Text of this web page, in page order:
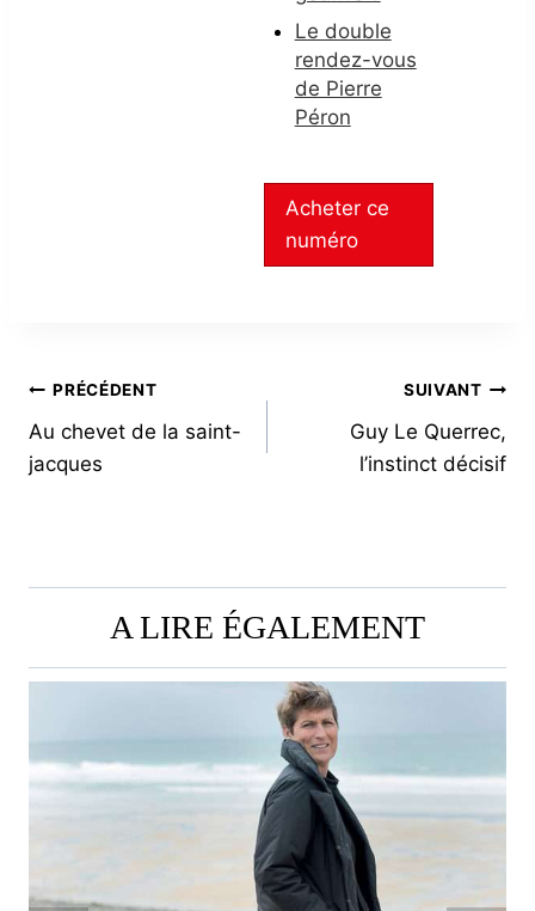
Le double
rendez-vous
de Pierre
Péron
Acheter ce
numéro
NAVIGATION
DE
PRÉCÉDENT
Au chevet de la saint-
jacques
SUIVANT
Guy Le Querrec,
l’instinct décisif
A LIRE ÉGALEMENT